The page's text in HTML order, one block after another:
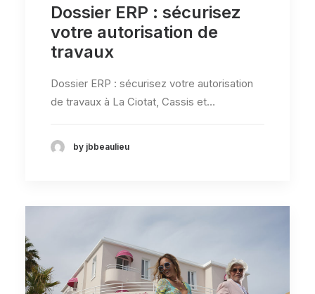
Dossier ERP : sécurisez
votre autorisation de
travaux
Dossier ERP : sécurisez votre autorisation
de travaux à La Ciotat, Cassis et…
by jbbeaulieu